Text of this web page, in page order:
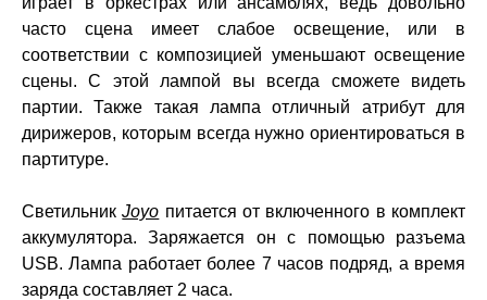
часто сцена имеет слабое освещение, или в
соответствии с композицией уменьшают освещение
сцены. С этой лампой вы всегда сможете видеть
партии. Также такая лампа отличный атрибут для
дирижеров, которым всегда нужно ориентироваться в
партитуре.
СветильникJoyo питается от включенного в комплект
аккумулятора. Заряжается он с помощью разъема
USB. Лампа работает более 7 часов подряд, а время
заряда составляет 2 часа.